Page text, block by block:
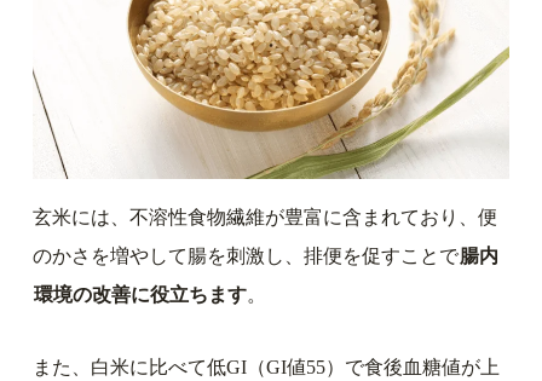
玄米には、不溶性食物繊維が豊富に含まれており、便
のかさを増やして腸を刺激し、排便を促すことで腸内
環境の改善に役立ちます。
また、白米に比べて低GI（GI値55）で食後血糖値が上